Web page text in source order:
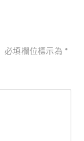
必填欄位標示為*